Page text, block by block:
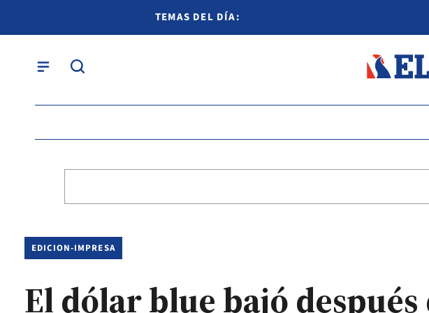
TEMAS DEL DÍA:
EDICION-IMPRESA
El dólar blue bajó